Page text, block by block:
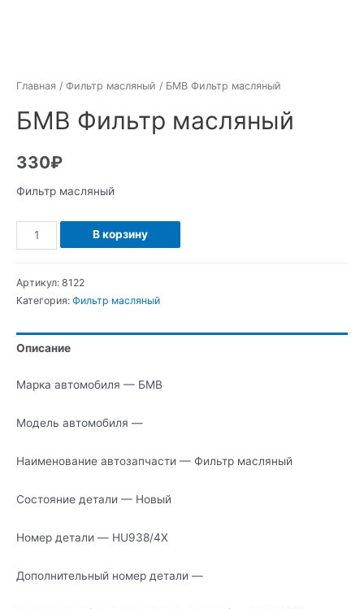
Главная / Фильтр масляный / БМВ Фильтр масляный
БМВ Фильтр масляный
330₽
Фильтр масляный
Количество
БМВ
масляный
В корзину
Артикул: 8122
Категория: Фильтр масляный
Описание
Марка автомобиля — БМВ
Модель автомобиля —
Наименование автозапчасти — Фильтр масляный
Состояние детали — Новый
Номер детали — HU938/4X
Дополнительный номер детали —